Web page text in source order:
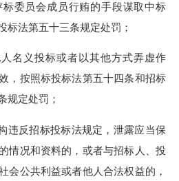
委员会成员行贿的手段谋取中标
标法第五十三条规定处罚；
人名义投标或者以其他方式弄虚作
，按照标投标法第五十四条和招标
规定处罚；
违反招标投标法规定，泄露应当保
情况和资料的，或者与招标人、投
会公共利益或者他人合法权益的，